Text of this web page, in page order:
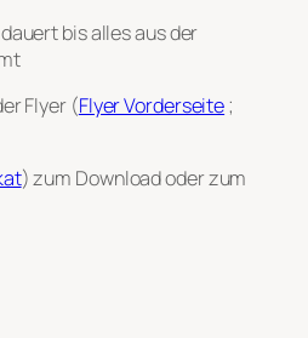
bis alles aus der
Flyer (Flyer Vorderseite;
) zum Download oder zum